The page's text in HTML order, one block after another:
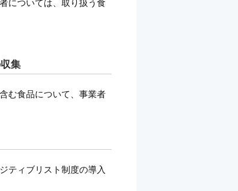
については、取り扱う食
集
む食品について、事業者
ティブリスト制度の導入